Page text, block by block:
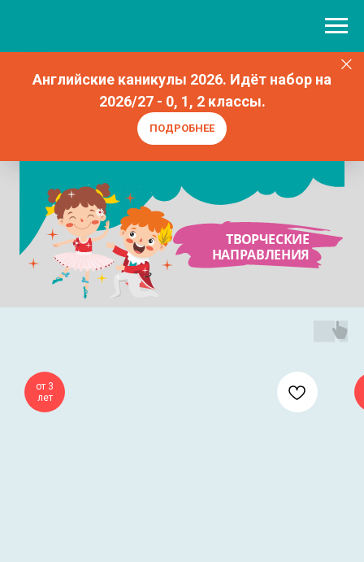
Английские каникулы 2026. Идёт набор на
2026/27 - 0, 1, 2 классы.
ПОДРОБНЕЕ
от 3
лет